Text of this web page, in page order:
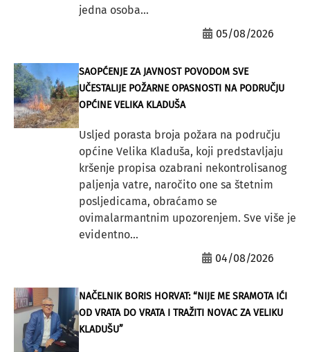
jedna osoba...
05/08/2026
SAOPĆENJE ZA JAVNOST POVODOM SVE
UČESTALIJE POŽARNE OPASNOSTI NA PODRUČJU
OPĆINE VELIKA KLADUŠA
Usljed porasta broja požara na području
općine Velika Kladuša, koji predstavljaju
kršenje propisa ozabrani nekontrolisanog
paljenja vatre, naročito one sa štetnim
posljedicama, obraćamo se
ovimalarmantnim upozorenjem. Sve više je
evidentno...
04/08/2026
NAČELNIK BORIS HORVAT: “NIJE ME SRAMOTA IĆI
OD VRATA DO VRATA I TRAŽITI NOVAC ZA VELIKU
KLADUŠU”